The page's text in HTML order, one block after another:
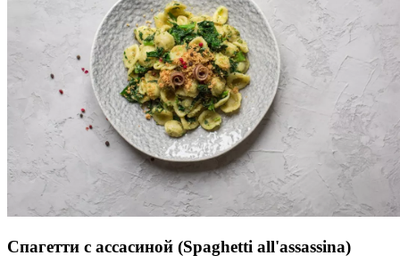
Спагетти с ассасиной (Spaghetti all'assassina)